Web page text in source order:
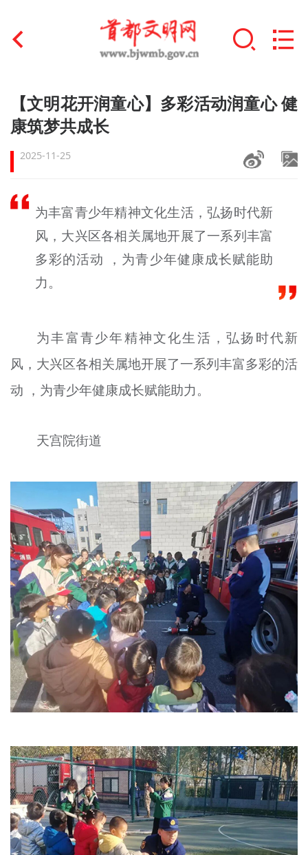
首页
文明创建
文明实践
文明培育
未成年人思想道德建设
榜样人物
身边好人
北京宣传文化引导基金
宣传思想文化人才
【文明花开润童心】多彩活动润童心 健
康筑梦共成长
2025-11-25
为丰富青少年精神文化生活，弘扬时代新
风，大兴区各相关属地开展了一系列丰富
多彩的活动 ，为青少年健康成长赋能助
力。
为丰富青少年精神文化生活，弘扬时代新
风，大兴区各相关属地开展了一系列丰富多彩的活
动 ，为青少年健康成长赋能助力。
天宫院街道